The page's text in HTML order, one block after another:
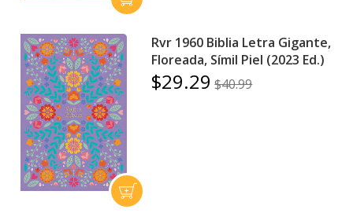
Rvr 1960 Biblia Letra Gigante,
Floreada, Símil Piel (2023 Ed.)
$29.29 $40.99